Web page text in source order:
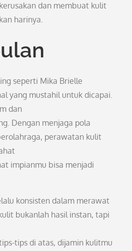
dan membuat kulit
harinya.
seperti Mika Brielle
yang mustahil untuk dicapai.
dan
Dengan menjaga pola
perawatan kulit
impianmu bisa menjadi
konsisten dalam merawat
bukanlah hasil instan, tapi
tips di atas, dijamin kulitmu